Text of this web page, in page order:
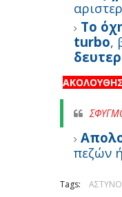
Το
turbo,
πεζών
Tags: